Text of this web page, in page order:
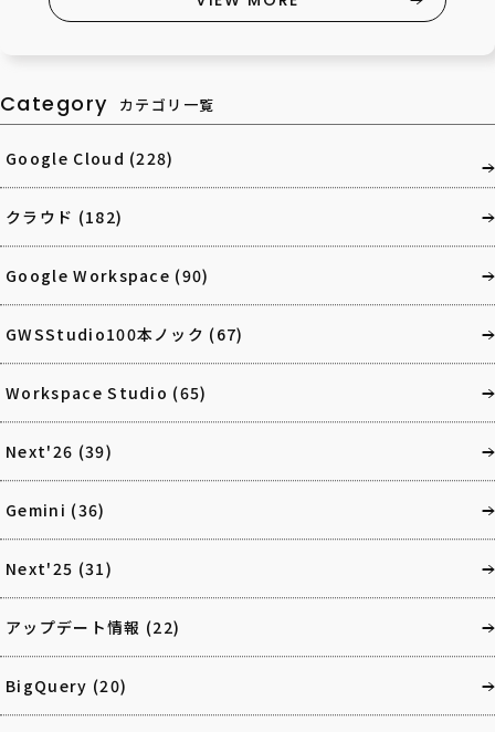
Category カテゴリ一覧
Google Cloud (228)
クラウド (182)
Google Workspace (90)
GWSStudio100本ノック (67)
Workspace Studio (65)
Next'26 (39)
Gemini (36)
Next'25 (31)
アップデート情報 (22)
BigQuery (20)